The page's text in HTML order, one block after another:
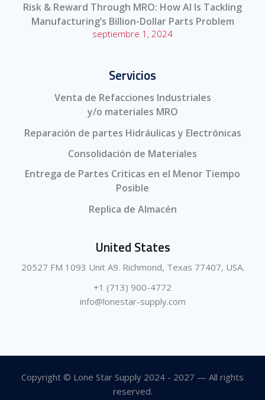
Risk & Reward Through MRO: How AI Is Tackling
Manufacturing’s Billion-Dollar Parts Problem
septiembre 1, 2024
Servicios
Venta de Refacciones Industriales
y/o materiales MRO
Reparación de partes Hidráulicas y Electrónicas
Consolidación de Materiales
Entrega de Partes Criticas en el Menor Tiempo
Posible
Replica de Almacén
United States
20527 FM 1093 Unit A9. Richmond, Texas 77407, USA.
+1 (713) 900-4772
info@lonestar-supply.com
Copyright © Lone Star Supply 2024 - 2027 — All rights
reserved.